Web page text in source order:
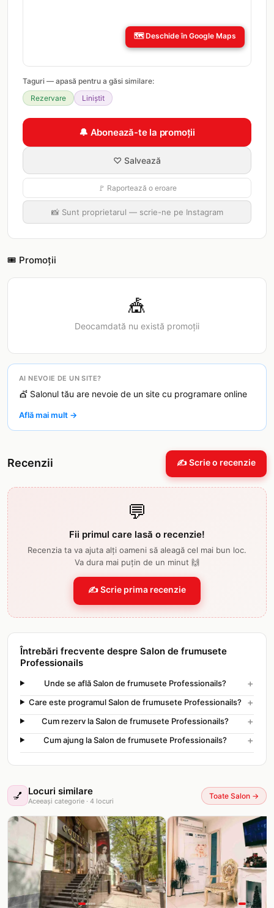
🗺️Deschide în Google Maps
Taguri — apasă pentru a găsi similare:
Rezervare
Liniștit
🔔 Abonează-te la promoții
♡ Salvează
🚩 Raportează o eroare
📸 Sunt proprietarul — scrie-ne pe Instagram
🎟️ Promoții
🎪
Deocamdată nu există promoții
AI NEVOIE DE UN SITE?
💇 Salonul tău are nevoie de un site cu programare online
Află mai mult →
Recenzii ✍️ Scrie o recenzie
💬
Fii primul care lasă o recenzie!
Recenzia ta va ajuta alți oameni să aleagă cel mai bun loc.
Va dura mai puțin de un minut 🙌
✍️ Scrie prima recenzie
Întrebări frecvente despre Salon de frumusete
Professionails
Unde se află Salon de frumusete Professionails? +
Care este programul Salon de frumusete Professionails? +
Cum rezerv la Salon de frumusete Professionails? +
Cum ajung la Salon de frumusete Professionails? +
💅 Locuri similare
Aceeași categorie · 4 locuri
Toate Salon →